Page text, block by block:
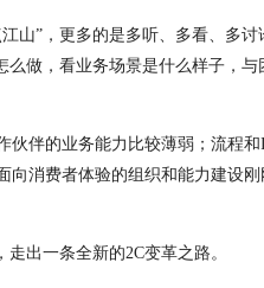
山”，更多的是多听、多看、多讨
么做，看业务场景是什么样子，
伙伴的业务能力比较薄弱；流程
消费者体验的组织和能力建设刚
出一条全新的2C变革之路。